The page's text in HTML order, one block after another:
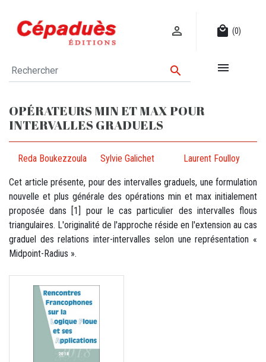
 local_mall (0)
 
OPÉRATEURS MIN ET MAX POUR
INTERVALLES GRADUELS
Reda Boukezzoula Sylvie Galichet Laurent Foulloy
Cet article présente, pour des intervalles graduels, une formulation
nouvelle et plus générale des opérations min et max initialement
proposée dans [1] pour le cas particulier des intervalles flous
triangulaires. L'originalité de l'approche réside en l'extension au cas
graduel des relations inter-intervalles selon une représentation «
Midpoint-Radius ».